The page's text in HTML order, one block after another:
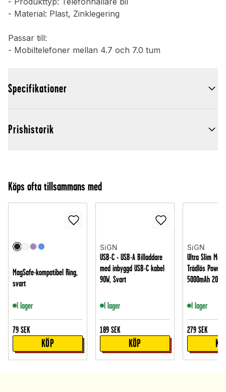
- Material: Plast, Zinklegering
Passar till:
- Mobiltelefoner mellan 4.7 och 7.0 tum
Specifikationer
Prishistorik
Köps ofta tillsammans med
MagSafe-kompatibel Ring,
svart
I lager
79 SEK
KÖP
SiGN
USB-C + USB-A Billaddare
med inbyggd USB-C kabel
90W, Svart
I lager
189 SEK
KÖP
SiGN
Ultra Slim
Trådlös
5000mAh 20W,
I lager
279 SEK